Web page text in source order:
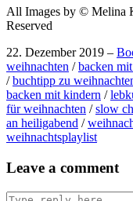
All Images by © Melina
Reserved
22. Dezember 2019 –
weihnachten /backen
/buchtipp zu
backen mit kindern /
für weihnachten /slow
an heiligabend /
weihnachtsplaylist
navigation
Leave a comment